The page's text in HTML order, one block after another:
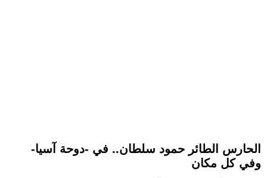
الحارس الطائر حمود سلطان.. في -دوحة آسيا-
وفي كل مكان